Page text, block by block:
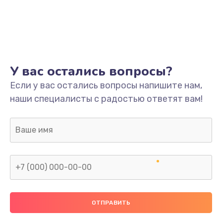
Заказать
Замена корпуса
от 2195 руб.
Заказать
Замена северного моста
У вас остались вопросы?
Если у вас остались вопросы напишите нам,
наши специалисты с радостью ответят вам!